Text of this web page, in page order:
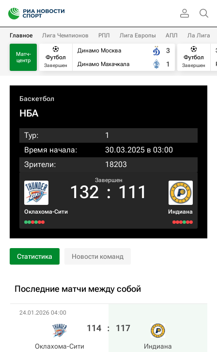
Главное Лига Чемпионов РПЛ Лига Европы АПЛ Ла Лига
Матч-
центр
Футбол
Завершен
Динамо Москва
Динамо Махачкала
3
1
Футбол
Завершен
Баскетбол
НБА
Тур:
1
Время начала:
30.03.2025 в 03:00
Зрители:
18203
Оклахома-Сити
Завершен
132 : 111
Индиана
Статистика Новости команд
Последние матчи между собой
24.01.2026 04:00
Оклахома-Сити
114 : 117
Индиана